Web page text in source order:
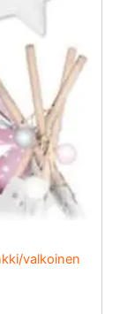
valkoinen